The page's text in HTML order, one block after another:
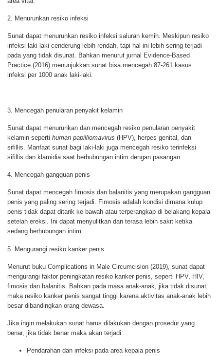
2. Menurunkan resiko infeksi
Sunat dapat menurunkan resiko infeksi saluran kemih. Meskipun resiko
infeksi laki-laki cenderung lebih rendah, tapi hal ini lebih sering terjadi
pada yang tidak disunat. Bahkan menurut jurnal Evidence-Based
Practice (2016) menunjukkan sunat bisa mencegah 87-261 kasus
infeksi per 1000 anak laki-laki.
3. Mencegah penularan penyakit kelamin
Sunat dapat menurunkan dan mencegah resiko penularan penyakit
kelamin seperti human papilliomavirus (HPV), herpes genital, dan
sifillis. Manfaat sunat bagi laki-laki juga mencegah resiko terinfeksi
sifillis dan klamidia saat berhubungan intim dengan pasangan.
4. Mencegah gangguan penis
Sunat dapat mencegah fimosis dan balanitis yang merupakan gangguan
penis yang paling sering terjadi. Fimosis adalah kondisi dimana kulup
penis tidak dapat ditarik ke bawah atau terperangkap di belakang kepala
setelah ereksi. Ini dapat menyulitkan dan terasa lebih sakit ketika
sedang berhubungan intim.
5. Mengurangi resiko kanker penis
Menurut buku Complications in Male Circumcision (2019), sunat dapat
mengurangi faktor peningkatan resiko kanker penis, seperti HPV, HIV,
fimosis dan balanitis. Bahkan pada masa anak-anak, jika tidak disunat
maka resiko kanker penis sangat tinggi karena aktivitas anak-anak lebih
besar dibandingkan orang dewasa.
Jika ingin melakukan sunat harus dilakukan dengan prosedur yang
benar, jika tidak benar maka akan terjadi:
Pendarahan dan infeksi pada area kepala penis